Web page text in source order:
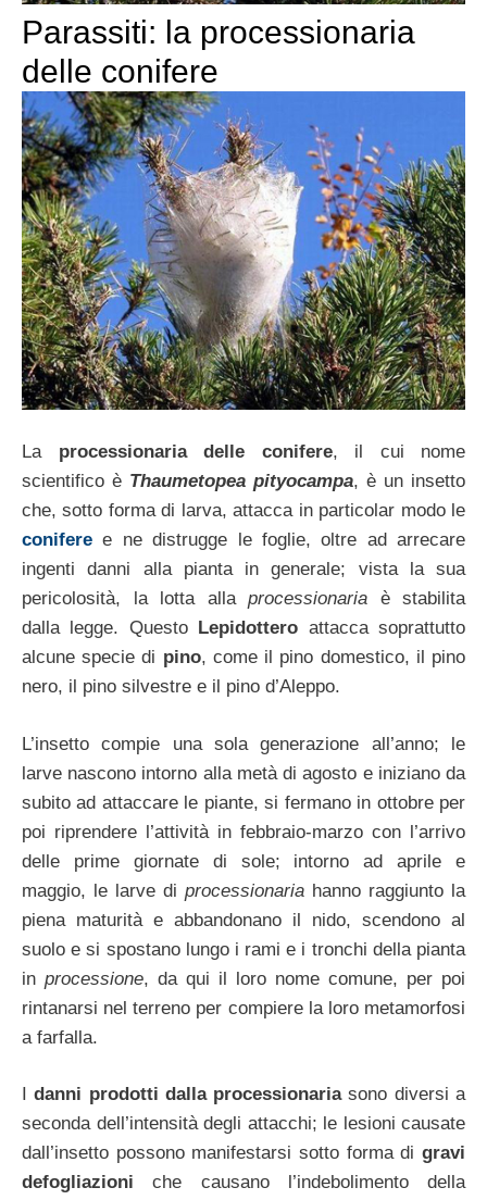
Parassiti: la processionaria
delle conifere
La processionaria delle conifere, il cui nome
scientifico è Thaumetopea pityocampa, è un insetto
che, sotto forma di larva, attacca in particolar modo le
conifere e ne distrugge le foglie, oltre ad arrecare
ingenti danni alla pianta in generale; vista la sua
pericolosità, la lotta alla processionaria è stabilita
dalla legge. Questo
Lepidottero attacca soprattutto
alcune specie di pino, come il pino domestico, il pino
nero, il pino silvestre e il pino d’Aleppo.
L’insetto compie una sola generazione all’anno; le
larve nascono intorno alla metà di agosto e iniziano da
subito ad attaccare le piante, si fermano in ottobre per
poi riprendere l’attività in febbraio-marzo con l’arrivo
delle prime giornate di sole; intorno ad aprile e
maggio, le larve di processionaria hanno raggiunto la
piena maturità e abbandonano il nido, scendono al
suolo e si spostano lungo i rami e i tronchi della pianta
in processione, da qui il loro nome comune, per poi
rintanarsi nel terreno per compiere la loro metamorfosi
a farfalla.
Idanni prodotti dalla processionariasono diversi a
seconda dell’intensità degli attacchi; le lesioni causate
dall’insetto possono manifestarsi sotto forma di gravi
defogliazioni che causano l’indebolimento della